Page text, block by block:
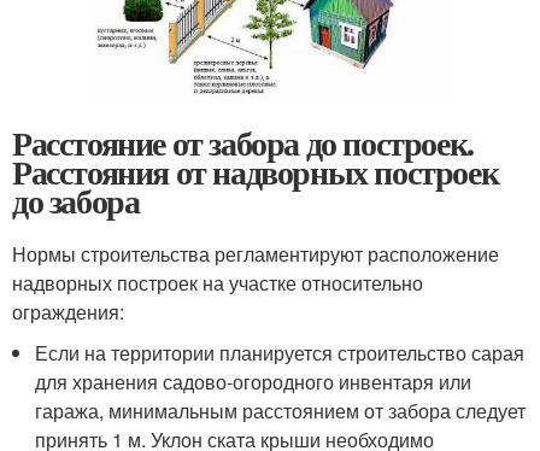
Расстояние от забора до построек.
Расстояния от надворных построек
до забора
Нормы строительства регламентируют расположение
надворных построек на участке относительно
ограждения:
Если на территории планируется строительство сарая
для хранения садово-огородного инвентаря или
гаража, минимальным расстоянием от забора следует
принять 1 м. Уклон ската крыши необходимо